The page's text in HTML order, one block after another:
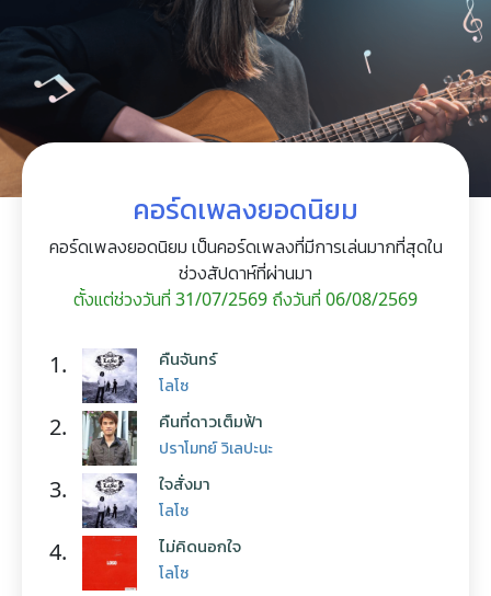
คอร์ดเพลงยอดนิยม
คอร์ดเพลงยอดนิยม เป็นคอร์ดเพลงที่มีการเล่นมากที่สุดใน
ช่วงสัปดาห์ที่ผ่านมา
ตั้งแต่ช่วงวันที่ 31/07/2569 ถึงวันที่ 06/08/2569
1. คืนจันทร์
โลโซ
2. คืนที่ดาวเต็มฟ้า
ปราโมทย์ วิเลปะนะ
3. ใจสั่งมา
โลโซ
4. ไม่คิดนอกใจ
โลโซ